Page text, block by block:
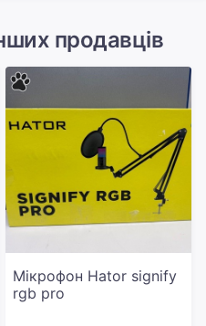
продавців
Мікрофон Hator signify
rgb pro